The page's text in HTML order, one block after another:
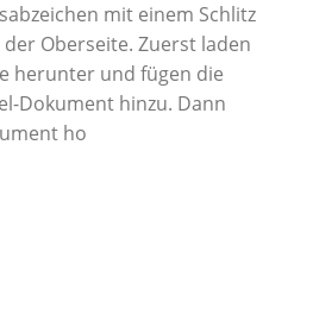
mit einem Schlitz
Oberseite. Zuerst laden
herunter und fügen die
Dokument hinzu. Dann
ho